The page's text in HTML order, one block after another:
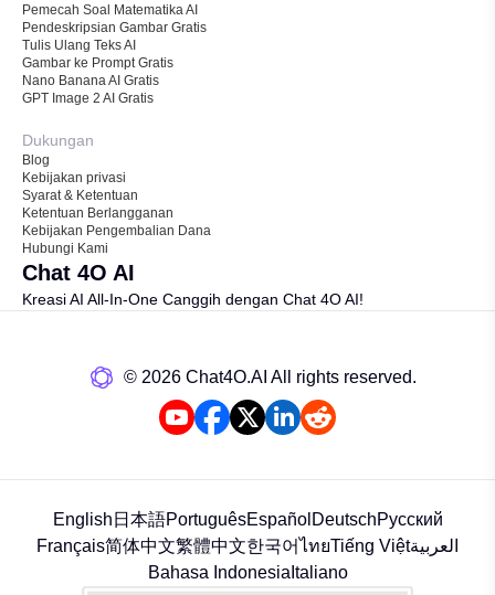
Pemecah Soal Matematika AI
Pendeskripsian Gambar Gratis
Tulis Ulang Teks AI
Gambar ke Prompt Gratis
Nano Banana AI Gratis
GPT Image 2 AI Gratis
Dukungan
Blog
Kebijakan privasi
Syarat & Ketentuan
Ketentuan Berlangganan
Kebijakan Pengembalian Dana
Hubungi Kami
Chat 4O AI
Kreasi AI All-In-One Canggih dengan Chat 4O AI!
©️ 2026 Chat4O.AI All rights reserved.
English 日本語PortuguêsEspañol DeutschРусский
Français简体中文繁體中文한국어ไทยTiếng Việtالعربية
Bahasa Indonesia Italiano